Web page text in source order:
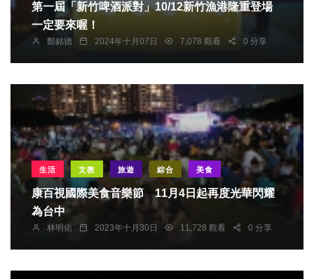
第一屆「新竹啤酒派對」10/12新竹漁港隆重登場
一定要來喔！
鄭銘德 2024年十月07日 7,078 觀看 0 分享
生活 文教 旅遊 綜合 美食
康百視國際美食音樂節 11月4日起再度光華閃耀
為台中
林明佑 2023年十月30日 11,728 觀看 0 分享